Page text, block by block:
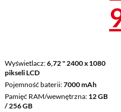
Wyświetlacz 6,72 " 2400 x 1080
pikseli LCD
Pojemność baterii 7000 mAh
Pamięć RAM/wewnętrzna 12 GB
/ 256 GB